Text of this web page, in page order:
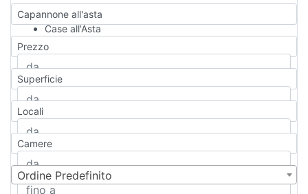
Capannone all'asta
Case all'Asta
Qualsiasi
Appartamento
Casa indipendente
Casa Semi-indipendente
Attico/Mansarda
Rustico/Casale
Camera d'Albergo
Multiproprietà
Prezzo
Superficie
Locali
Camere
Ordine Predefinito